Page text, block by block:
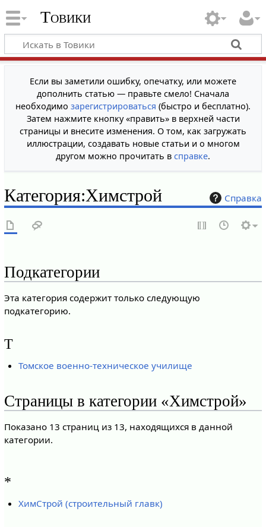
Товики
Если вы заметили ошибку, опечатку, или можете
дополнить статью — правьте смело! Сначала
необходимо зарегистрироваться (быстро и бесплатно).
Затем нажмите кнопку «править» в верхней части
страницы и внесите изменения. О том, как загружать
иллюстрации, создавать новые статьи и о многом
другом можно прочитать в справке.
Справка
Категория:Химстрой
Подкатегории
Эта категория содержит только следующую
подкатегорию.
Т
Томское военно-техническое училище
Страницы в категории «Химстрой»
Показано 13 страниц из 13, находящихся в данной
категории.
*
ХимСтрой (строительный главк)